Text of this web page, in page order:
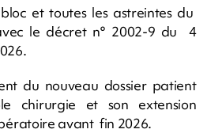
et toutes les astreintes du
le décret n° 2002-9 du 4
du nouveau dossier patient
chirurgie et son extension
avant fin 2026.